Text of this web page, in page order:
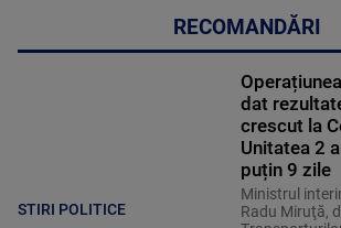
RECOMANDĂRI
STIRI POLITICE
dat
crescut la
Unitatea 2
puțin 9 zile
Ministrul
Radu Miruţă,